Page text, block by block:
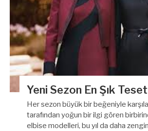
Yeni Sezon En Şık
Her sezon büyük bir beğeniyle
tarafından yoğun bir ilgi gören
elbise modelleri, bu yıl da daha